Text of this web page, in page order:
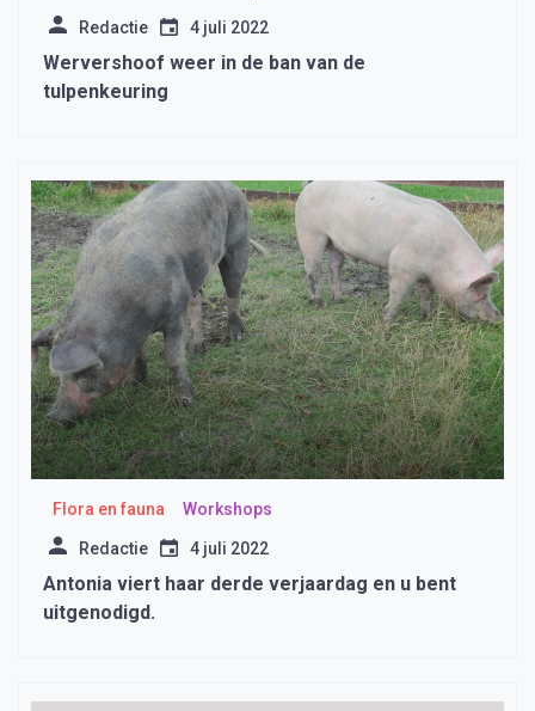
Redactie 4 juli 2022
Wervershoof weer in de ban van de
tulpenkeuring
Flora en fauna Workshops
Redactie 4 juli 2022
Antonia viert haar derde verjaardag en u bent
uitgenodigd.